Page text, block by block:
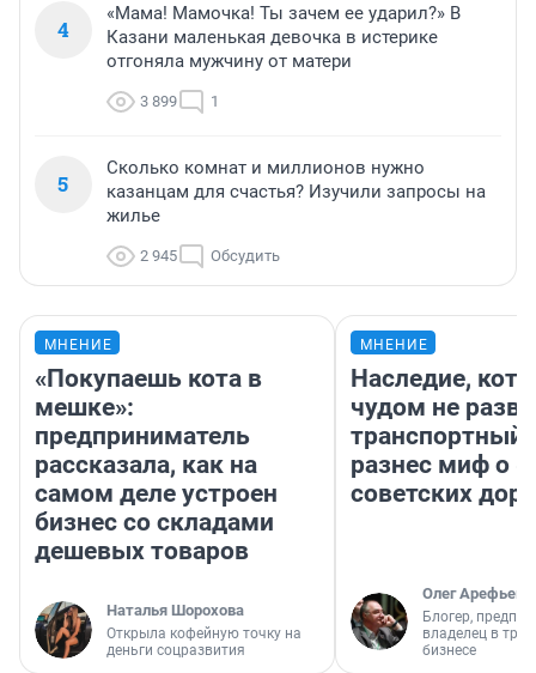
4
«Мама! Мамочка! Ты зачем ее ударил?» В
Казани маленькая девочка в истерике
отгоняла мужчину от матери
3 899 1
5
Сколько комнат и миллионов нужно
казанцам для счастья? Изучили запросы на
жилье
2 945 Обсудить
МНЕНИЕ
«Покупаешь кота в
мешке»:
предприниматель
рассказала, как на
самом деле устроен
бизнес со складами
дешевых товаров
Наталья Шорохова
Открыла кофейную точку на
деньги соцразвития
МНЕНИЕ
Наследие,
чудом не
транспортный
разнес миф о
советских
Олег Арефьев
Блогер,
владелец в
бизнесе